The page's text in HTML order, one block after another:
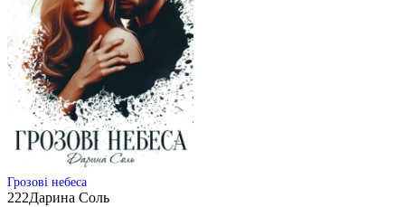
Грозові небеса
222Дарина Соль